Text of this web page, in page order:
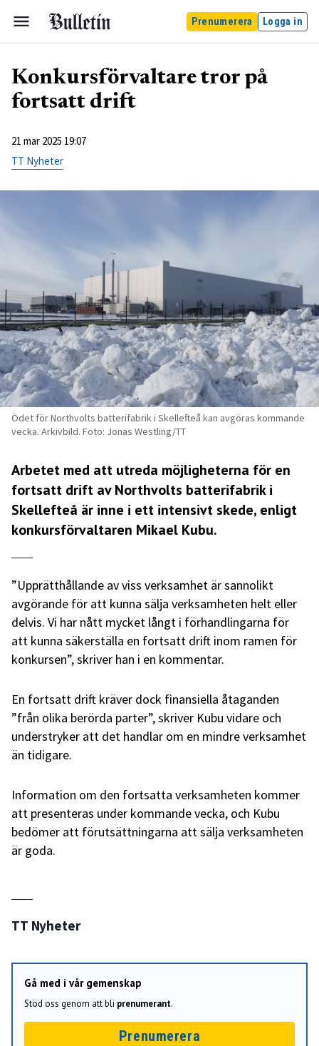
Prenumerera Logga in
Konkursförvaltare tror på
fortsatt drift
21 mar 2025 19:07
TT Nyheter
Ödet för Northvolts batterifabrik i Skellefteå kan avgöras kommande
vecka. Arkivbild. Foto: Jonas Westling/TT
Arbetet med att utreda möjligheterna för en
fortsatt drift av Northvolts batterifabrik i
Skellefteå är inne i ett intensivt skede, enligt
konkursförvaltaren Mikael Kubu.
”Upprätthållande av viss verksamhet är sannolikt
avgörande för att kunna sälja verksamheten helt eller
delvis. Vi har nått mycket långt i förhandlingarna för
att kunna säkerställa en fortsatt drift inom ramen för
konkursen”, skriver han i en kommentar.
En fortsatt drift kräver dock finansiella åtaganden
”från olika berörda parter”, skriver Kubu vidare och
understryker att det handlar om en mindre verksamhet
än tidigare.
Information om den fortsatta verksamheten kommer
att presenteras under kommande vecka, och Kubu
bedömer att förutsättningarna att sälja verksamheten
är goda.
TT Nyheter
Gå med i vår gemenskap
Stöd oss genom att bli prenumerant.
Prenumerera